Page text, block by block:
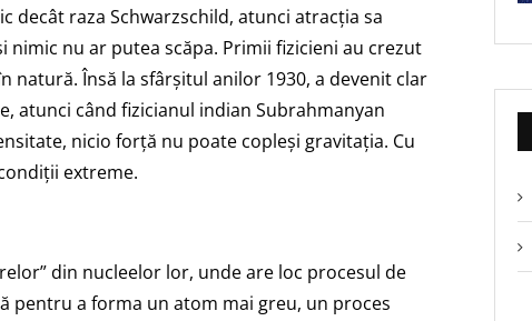
raza Schwarzschild, atunci atracția sa
nu ar putea scăpa. Primii fizicieni au crezut
natură. Însă la sfârșitul anilor 1930, a devenit clar
atunci când fizicianul indian Subrahmanyan
nicio forță nu poate copleși gravitația. Cu
extreme.
din nucleelor lor, unde are loc procesul de
pentru a forma un atom mai greu, un proces